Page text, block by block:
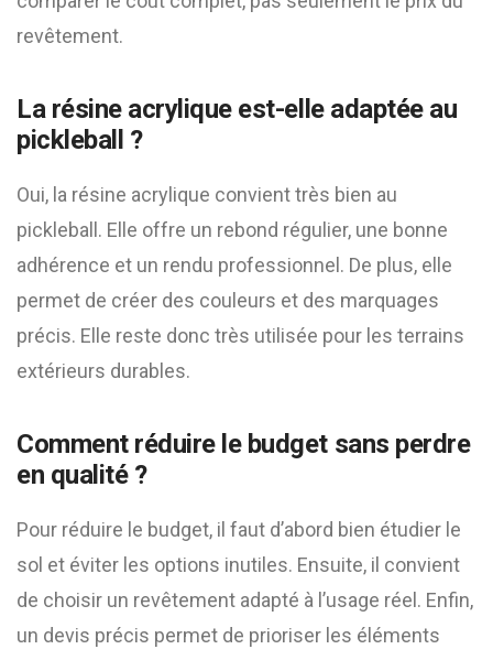
revêtement.
La résine acrylique est-elle adaptée au
pickleball ?
Oui, la résine acrylique convient très bien au
pickleball. Elle offre un rebond régulier, une bonne
adhérence et un rendu professionnel. De plus, elle
permet de créer des couleurs et des marquages
précis. Elle reste donc très utilisée pour les terrains
extérieurs durables.
Comment réduire le budget sans perdre
en qualité ?
Pour réduire le budget, il faut d’abord bien étudier le
sol et éviter les options inutiles. Ensuite, il convient
de choisir un revêtement adapté à l’usage réel. Enfin,
un devis précis permet de prioriser les éléments